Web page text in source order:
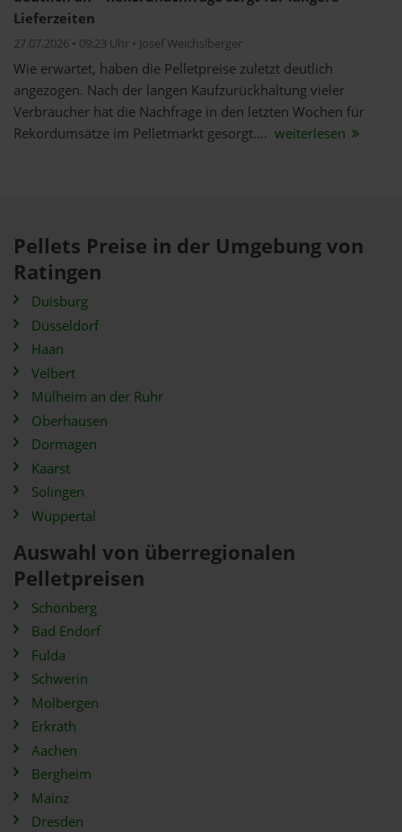
Lieferzeiten
27.07.2026 • 09:23 Uhr • Josef Weichslberger
Wie erwartet, haben die Pelletpreise zuletzt deutlich
angezogen. Nach der langen Kaufzurückhaltung vieler
Verbraucher hat die Nachfrage in den letzten Wochen für
Rekordumsätze im Pelletmarkt gesorgt.... weiterlesen
Pellets Preise in der Umgebung von
Ratingen
Duisburg
Düsseldorf
Haan
Velbert
Mülheim an der Ruhr
Oberhausen
Dormagen
Kaarst
Solingen
Wuppertal
Auswahl von überregionalen
Pelletpreisen
Schönberg
Bad Endorf
Fulda
Schwerin
Molbergen
Erkrath
Aachen
Bergheim
Mainz
Dresden